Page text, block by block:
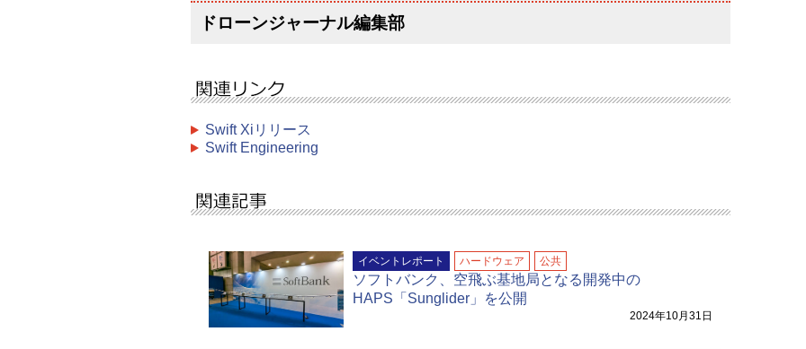
ドローンジャーナル編集部
Swift Xiリリース
Swift Engineering
イベントレポート ハードウェア 公共
ソフトバンク、空飛ぶ基地局となる開発中の
HAPS「Sunglider」を公開
2024年10月31日